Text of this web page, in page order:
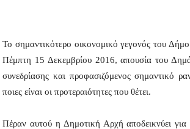
Το σημαντικότερο οικονομικό γεγονός του
Πέμπτη 15 Δεκεμβρίου 2016, απουσία του
συνεδρίασης και προφασιζόμενος σημαντικό
ποιες είναι οι προτεραιότητες που θέτει.
Πέραν αυτού η Δημοτική Αρχή αποδεικνύει